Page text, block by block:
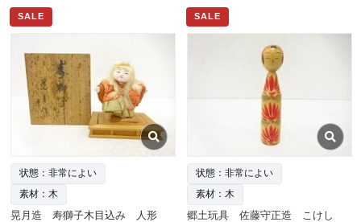
SALE
状態：非常によい
素材：木
晃月造 寿獅子木目込み 人形
SALE
状態：非常によい
素材：木
郷土玩具 佐藤守正造 こけし